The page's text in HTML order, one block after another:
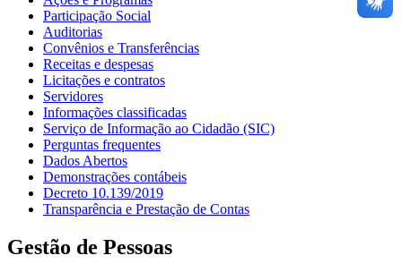
Participação Social
Auditorias
Convênios e Transferências
Receitas e despesas
Licitações e contratos
Servidores
Informações classificadas
Serviço de Informação ao Cidadão (SIC)
Perguntas frequentes
Dados Abertos
Demonstrações contábeis
Decreto 10.139/2019
Transparência e Prestação de Contas
Gestão de Pessoas